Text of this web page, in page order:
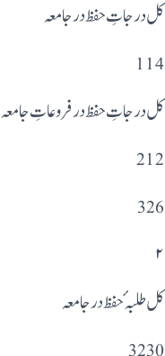
کل درجاتِ حفظ در جامعہ
114
کل درجاتِ حفظ در فروعاتِ جامعہ
212
326
۲
کل طلبہٴ حفظ درجامعہ